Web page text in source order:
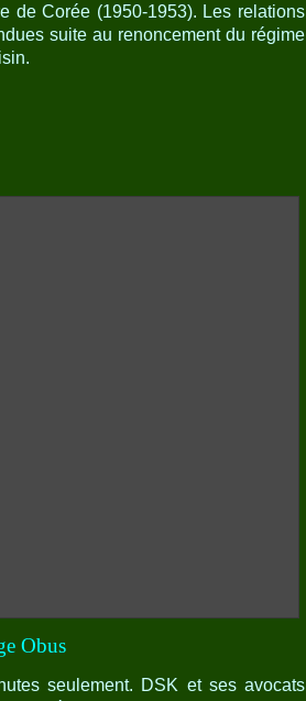
de Corée (1950-1953). Les relations
suite au renoncement du régime
Obus
seulement. DSK et ses avocats